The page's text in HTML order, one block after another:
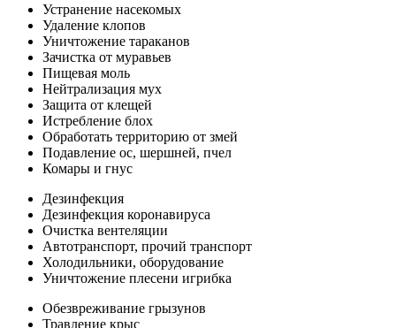
Устранение насекомых
Удаление клопов
Уничтожение тараканов
Зачистка от муравьев
Пищевая моль
Нейтрализация мух
Защита от клещей
Истребление блох
Обработать территорию от змей
Подавление ос, шершней, пчел
Комары и гнус
Дезинфекция
Дезинфекция коронавируса
Очистка вентеляции
Автотранспорт, прочий транспорт
Холодильники, оборудование
Уничтожение плесени игрибка
Обезвреживание грызунов
Травление крыс